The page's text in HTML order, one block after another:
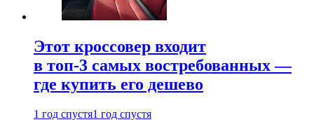
Этот кроссовер входит
в топ-3 самых востребованных —
где купить его дешево
1 год спустя1 год спустя